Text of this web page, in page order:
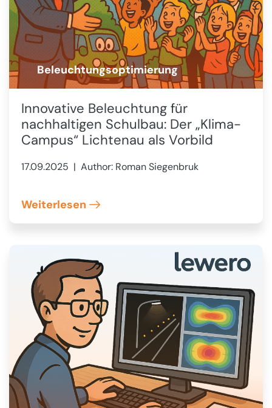
Beleuchtungsoptimierung
Innovative Beleuchtung für
nachhaltigen Schulbau: Der „Klima-
Campus“ Lichtenau als Vorbild
17.09.2025 | Author: Roman Siegenbruk
Weiterlesen